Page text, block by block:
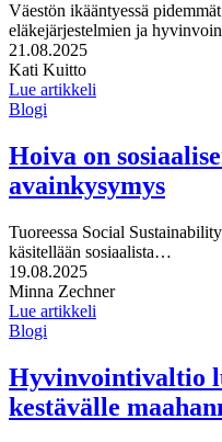
Väestön ikääntyessä
eläkejärjestelmien ja
Julkaistu:
21.08.2025
Kirjoittajat:
Kati Kuitto
Lue artikkeli
Blogi
Hoiva on
avainkysymys
Tuoreessa Social
käsitellään sosiaalista…
Julkaistu:
19.08.2025
Kirjoittajat:
Minna Zechner
Lue artikkeli
Blogi
Hyvinvointivaltio
kestävälle